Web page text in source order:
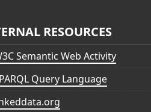
RESOURCES
Semantic Web Activity
Query Language